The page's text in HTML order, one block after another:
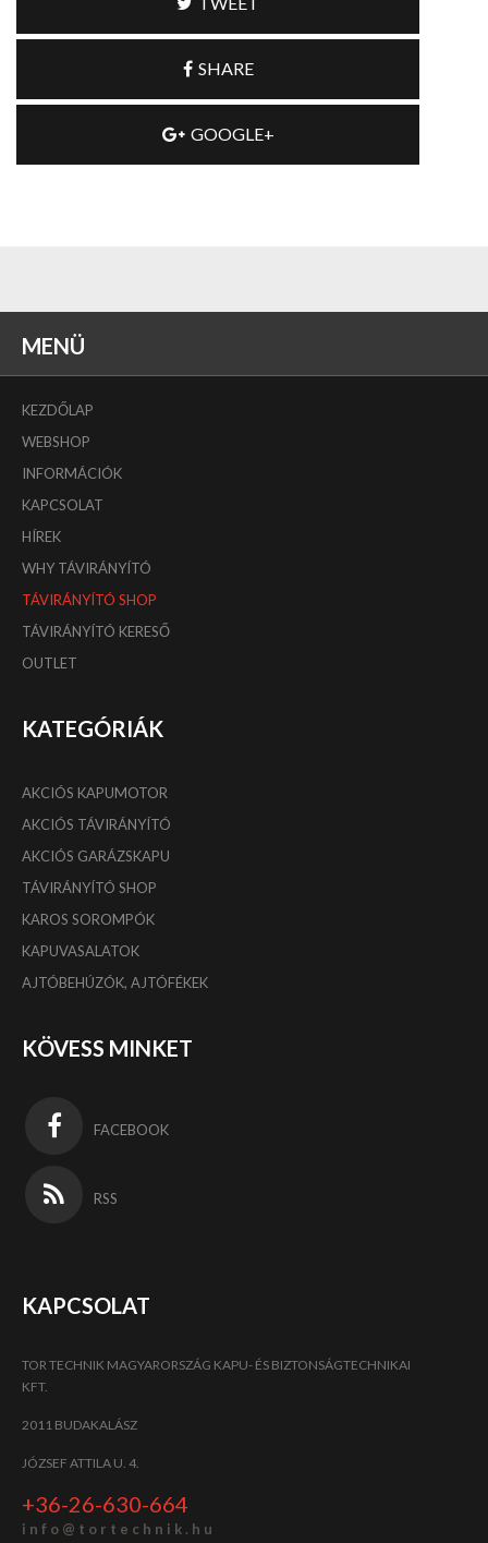
SHARE
GOOGLE+
MENÜ
KEZDŐLAP
WEBSHOP
INFORMÁCIÓK
KAPCSOLAT
HÍREK
WHY TÁVIRÁNYÍTÓ
TÁVIRÁNYÍTÓ SHOP
TÁVIRÁNYÍTÓ KERESŐ
OUTLET
KATEGÓRIÁK
AKCIÓS KAPUMOTOR
AKCIÓS TÁVIRÁNYÍTÓ
AKCIÓS GARÁZSKAPU
TÁVIRÁNYÍTÓ SHOP
KAROS SOROMPÓK
KAPUVASALATOK
AJTÓBEHÚZÓK, AJTÓFÉKEK
KÖVESS MINKET
FACEBOOK
RSS
KAPCSOLAT
TOR TECHNIK MAGYARORSZÁG KAPU- ÉS BIZTONSÁGTECHNIKAI
KFT.
2011 BUDAKALÁSZ
JÓZSEF ATTILA U. 4.
+36-26-630-664
i n f o @ t o r t e c h n i k . h u